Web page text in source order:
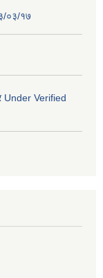
०३/१७
Under Verified